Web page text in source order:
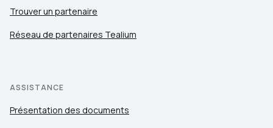
Trouver un partenaire
Réseau de partenaires Tealium
ASSISTANCE
Présentation des documents